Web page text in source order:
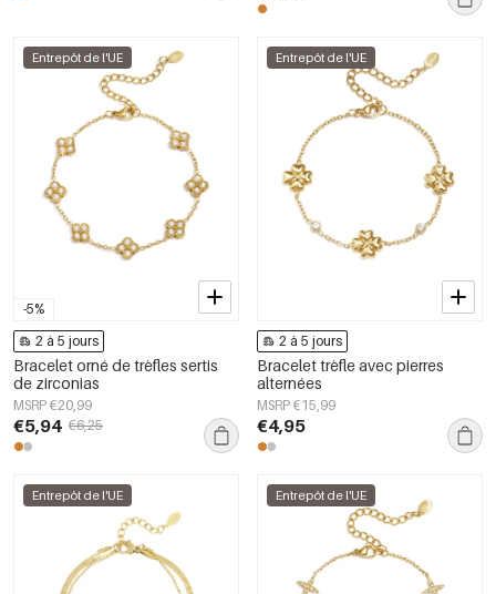
-5%
Entrepôt de l'UE
2 à 5 jours
Bracelet orné de trèfles sertis
de zirconias
MSRP €20,99
€5,94 €6,25
Entrepôt de l'UE
2 à 5 jours
Bracelet trèfle avec pierres
alternées
MSRP €15,99
€4,95
Entrepôt de l'UE Entrepôt de l'UE